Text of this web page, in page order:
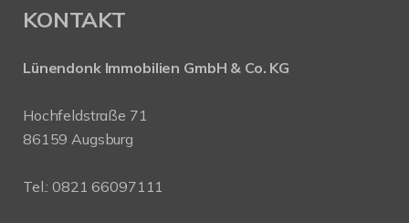
KONTAKT
Lünendonk Immobilien GmbH & Co. KG
Hochfeldstraße 71
86159 Augsburg
Tel.: 0821 66097111